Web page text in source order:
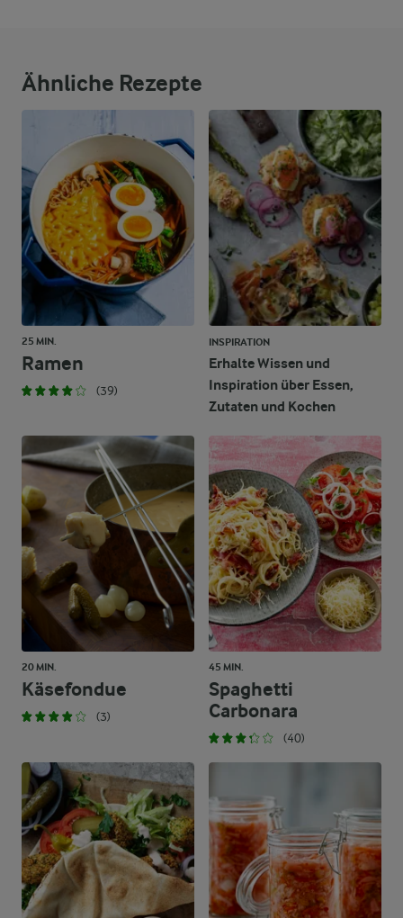
Ähnliche Rezepte
25 MIN.
Ramen
(39)
INSPIRATION
Erhalte Wissen und
Inspiration über Essen,
Zutaten und Kochen
20 MIN.
Käsefondue
(3)
45 MIN.
Spaghetti
Carbonara
(40)